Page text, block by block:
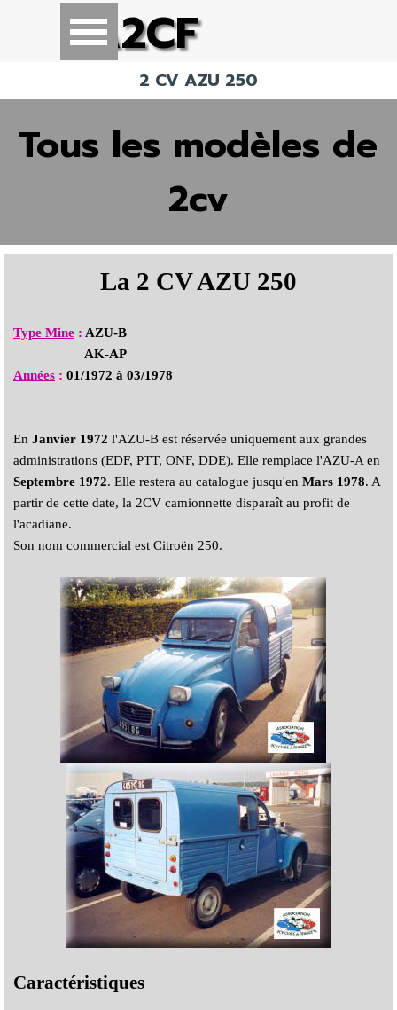
Aller au contenuA2CF
Sauter le menu
2 CV AZU 250
Tous les modèles de
2cv
La 2 CV AZU 250
Type Mine : AZU-B
AK-AP
Années : 01/1972 à 03/1978
En Janvier 1972 l'AZU-B est réservée uniquement aux grandes
administrations (EDF, PTT, ONF, DDE). Elle remplace l'AZU-A en
Septembre 1972. Elle restera au catalogue jusqu'en Mars 1978. A
partir de cette date, la 2CV camionnette disparaît au profit de
l'acadiane.
Son nom commercial est Citroën 250.
Caractéristiques